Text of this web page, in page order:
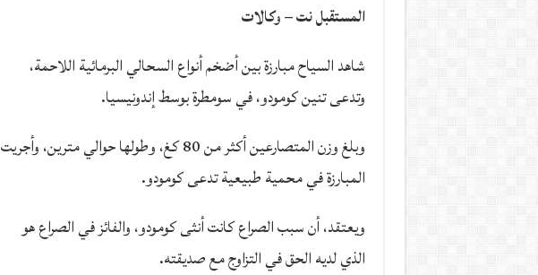
المستقبل نت – وكالات
شاهد السياح مبارزة بين أضخم أنواع السحالي البرمائية اللاحمة،
وتدعى تنين كومودو، في سومطرة بوسط إندونيسيا.
وبلغ وزن المتصارعين أكثر من 80 كغ، وطولها حوالي مترين، وأجريت
المبارزة في محمية طبيعية تدعى كومودو.
ويعتقد، أن سبب الصراع كانت أنثى كومودو، والفائز في الصراع هو
الذي لديه الحق في التزاوج مع صديقته.